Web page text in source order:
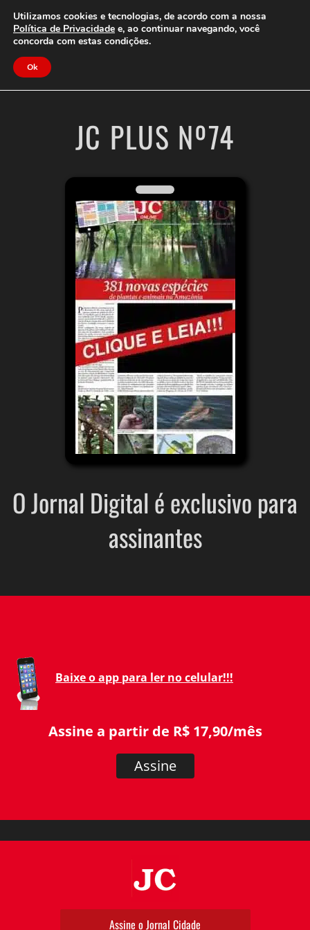
Clube do Assinante Área do Assinante
JC PLUS Nº74
O Jornal Digital é exclusivo para
assinantes
Baixe o app para ler no celular!!!
Assine a partir de R$ 17,90/mês
Assine
Assine o Jornal Cidade
Utilizamos cookies e tecnologias, de acordo com a nossa
Política de Privacidade e, ao continuar navegando, você
concorda com estas condições.
Ok